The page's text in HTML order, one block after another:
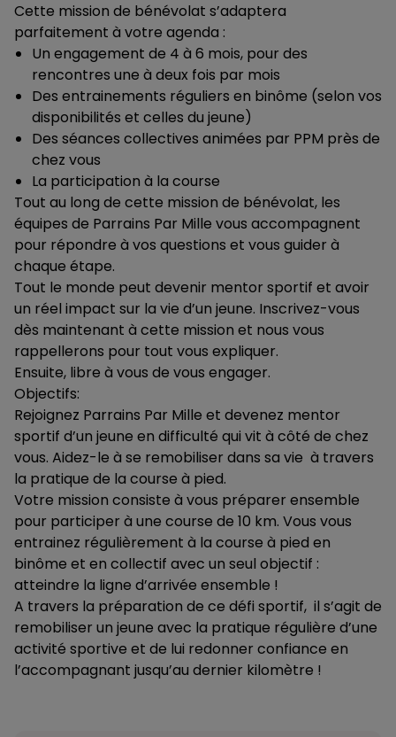
Cette mission de bénévolat s’adaptera
parfaitement à votre agenda :
Un engagement de 4 à 6 mois, pour des
rencontres une à deux fois par mois
Des entrainements réguliers en binôme (selon vos
disponibilités et celles du jeune)
Des séances collectives animées par PPM près de
chez vous
La participation à la course
Tout au long de cette mission de bénévolat, les
équipes de Parrains Par Mille vous accompagnent
pour répondre à vos questions et vous guider à
chaque étape.
Tout le monde peut devenir mentor sportif et avoir
un réel impact sur la vie d’un jeune. Inscrivez-vous
dès maintenant à cette mission et nous vous
rappellerons pour tout vous expliquer.
Ensuite, libre à vous de vous engager.
Objectifs:
Rejoignez Parrains Par Mille et devenez mentor
sportif d’un jeune en difficulté qui vit à côté de chez
vous. Aidez-le à se remobiliser dans sa vie à travers
la pratique de la course à pied.
Votre mission consiste à vous préparer ensemble
pour participer à une course de 10 km. Vous vous
entrainez régulièrement à la course à pied en
binôme et en collectif avec un seul objectif :
atteindre la ligne d’arrivée ensemble !
A travers la préparation de ce défi sportif, il s’agit de
remobiliser un jeune avec la pratique régulière d’une
activité sportive et de lui redonner confiance en
l’accompagnant jusqu’au dernier kilomètre !